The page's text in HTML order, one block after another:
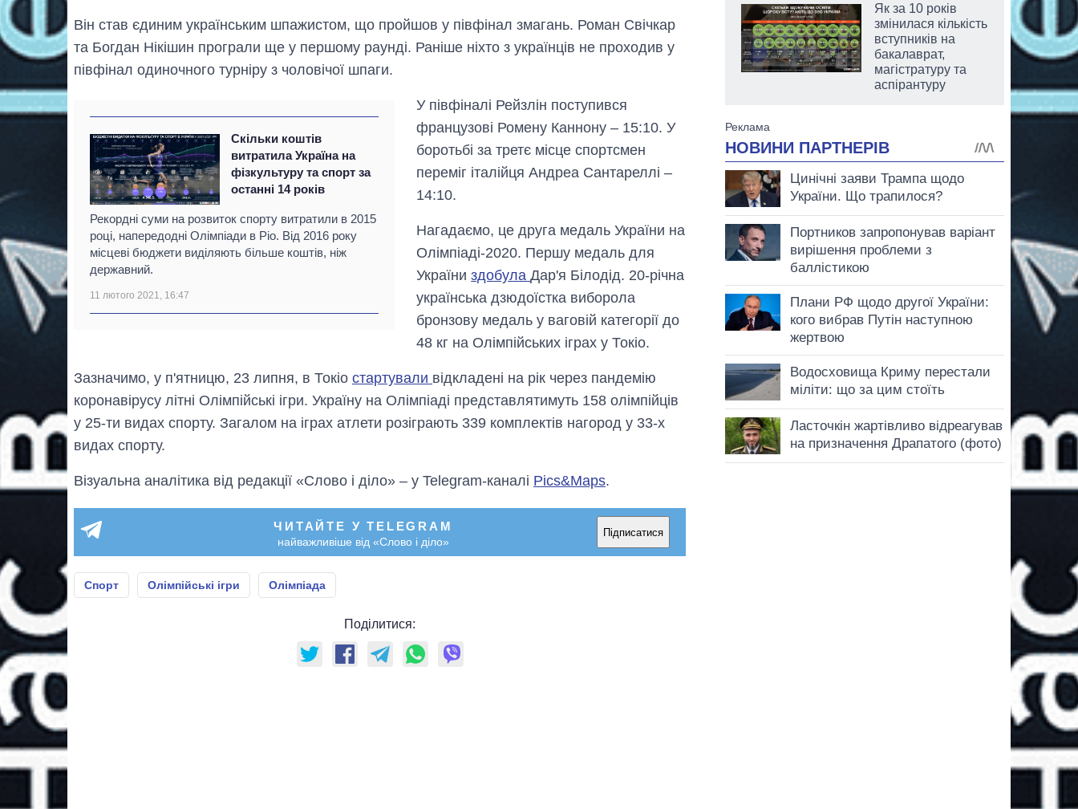
Він став єдиним українським шпажистом, що пройшов у півфінал змагань. Роман Свічкар
та Богдан Нікішин програли ще у першому раунді. Раніше ніхто з українців не проходив у
півфінал одиночного турніру з чоловічої шпаги.
Скільки коштів
витратила Україна на
фізкультуру та спорт за
останні 14 років
Рекордні суми на розвиток спорту витратили в 2015
році, напередодні Олімпіади в Ріо. Від 2016 року
місцеві бюджети виділяють більше коштів, ніж
державний.
11 лютого 2021, 16:47
У півфіналі Рейзлін поступився
французові Ромену Каннону – 15:10. У
боротьбі за третє місце спортсмен
переміг італійця Андреа Сантареллі –
14:10.
Нагадаємо, це друга медаль України на
Олімпіаді-2020. Першу медаль для
УкраїниздобулаДар'я Білодід. 20-річна
українська дзюдоїстка виборола
бронзову медаль у ваговій категорії до
48 кг на Олімпійських іграх у Токіо.
Зазначимо, у п'ятницю, 23 липня, в Токіо стартували відкладені на рік через пандемію
коронавірусу літні Олімпійські ігри. Україну на Олімпіаді представлятимуть 158 олімпійців
у 25-ти видах спорту. Загалом на іграх атлети розіграють 339 комплектів нагород у 33-х
видах спорту.
Візуальна аналітика від редакції «Слово і діло» – у Telegram-каналі Pics&Maps.
ЧИТАЙТЕ У TELEGRAM
найважливіше від «Слово і діло»
Підписатися
Спорт Олімпійські ігри Олімпіада
Поділитися:
гігантів: скільки
заробляють
Як за 10 років
змінилася кількість
вступників на
бакалаврат,
магістратуру та
аспірантуру